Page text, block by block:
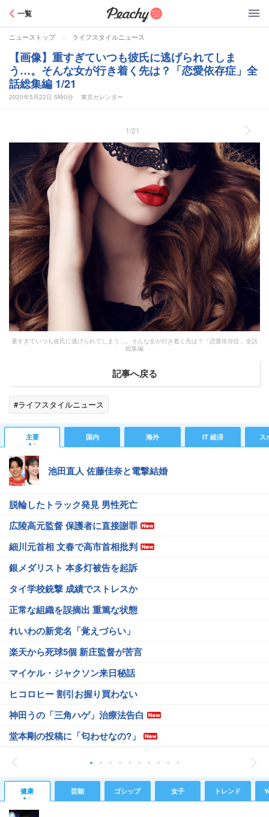
一覧
ニューストップ > ライフスタイルニュース
【画像】重すぎていつも彼氏に逃げられてしま
う…。そんな女が行き着く先は？「恋愛依存症」全
話総集編 1/21
2020年5月22日 5時0分 東京カレンダー
1/21
重すぎていつも彼氏に逃げられてしまう…。そんな女が行き着く先は？「恋愛依存症」全話
総集編
記事へ戻る
#ライフスタイルニュース
主要 国内 海外 IT 経済 ス
池田直人 佐藤佳奈と電撃結婚
脱輪したトラック発見 男性死亡
広陵高元監督 保護者に直接謝罪
細川元首相 文春で高市首相批判
銀メダリスト 本多灯被告を起訴
タイ学校銃撃 成績でストレスか
正常な組織を誤摘出 重篤な状態
れいわの新党名「覚えづらい」
楽天から死球5個 新庄監督が苦言
マイケル・ジャクソン来日秘話
ヒコロヒー 割引お握り買わない
神田うの「三角ハゲ」治療法告白
堂本剛の投稿に「匂わせなの?」
健康 芸能 ゴシップ 女子 トレンド